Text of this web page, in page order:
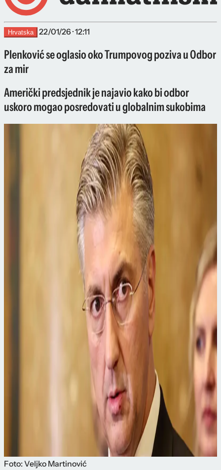
Hrvatska 22/01/26 · 12:11
Plenković se oglasio oko Trumpovog poziva u Odbor
za mir
Američki predsjednik je najavio kako bi odbor
uskoro mogao posredovati u globalnim sukobima
Foto: Veljko Martinović